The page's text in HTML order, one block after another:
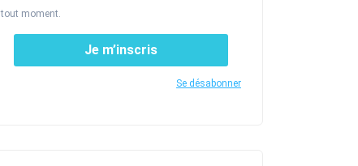
tout moment.
Je m’inscris
Se désabonner